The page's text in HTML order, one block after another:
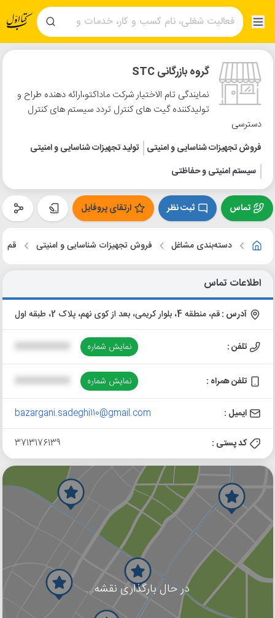
گروه بازرگانی STC
نمایندگی تام الاختیار شرکت ماداکتو،ارائه دهنده طراح و
تولیدکننده گیت های کنترل تردد سیستم های کنترل
دسترسی
فروش تجهیزات شناسایی و امنیتی
تولید تجهیزات شناسایی و امنیتی
سیستم امنیتی و حفاظتی
تماس ثبت نظر ارتقای پروفایل
دسته‌بندی مشاغل فروش تجهیزات شناسایی و امنیتی قم
اطلاعات تماس
آدرس :قم، منطقه 4، بلوار کریمی، بعد از کوی نهم، پلاک 2، طبقه اول
تلفن : نمایش شماره
تلفن همراه : نمایش شماره
ایمیل : bazargani.sadeghi110@gmail.com
کد پستی : 3713176139
در حال بارگذاری نقشه...